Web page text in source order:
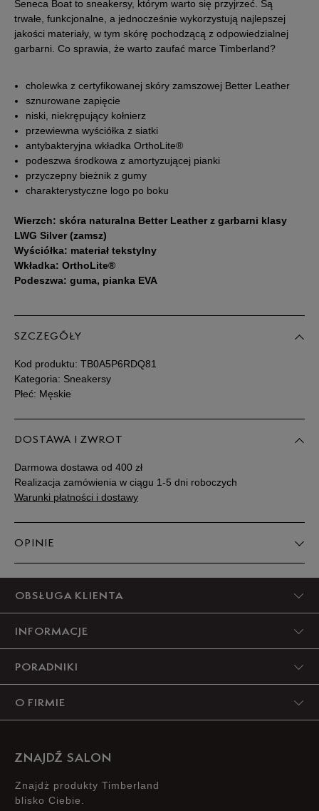
41 25,5 cm Powiadom o dostępności
41,5 26 cm Powiadom o dostępności
26,5 cm Powiadom o dostępności
43 27 cm
43,5 27,5 cm
44,5 28,5 cm
45,5
46 30 cm
32 cm
50 33 cm Powiadom o dostępności
Seneca Boat to sneakersy, którym warto się przyjrzeć. Są
trwałe, funkcjonalne, a jednocześnie wykorzystują najlepszej
jakości materiały, w tym skórę pochodzącą z odpowiedzialnej
garbarni. Co sprawia, że warto zaufać marce Timberland?
cholewka z certyfikowanej skóry zamszowej Better Leather
sznurowane zapięcie
niski, niekrępujący kołnierz
przewiewna wyściółka z siatki
antybakteryjna wkładka OrthoLite®
podeszwa środkowa z amortyzującej pianki
przyczepny bieżnik z gumy
charakterystyczne logo po boku
Wierzch: skóra naturalna Better Leather z garbarni klasy
LWG Silver (zamsz)
Wyściółka: materiał tekstylny
Wkładka: OrthoLite®
Podeszwa: guma, pianka EVA
SZCZEGÓŁY
Kod produktu: TB0A5P6RDQ81
Kategoria: Sneakersy
Płeć: Męskie
DOSTAWA I ZWROT
Darmowa dostawa od 400 zł
Realizacja zamówienia w ciągu 1-5 dni roboczych
Warunki płatności i dostawy
OPINIE
5
4
3
2
OBSŁUGA KLIENTA
INFORMACJE
PORADNIKI
O FIRMIE
ZNAJDŹ SALON
Znajdż produkty Timberland
blisko Ciebie.